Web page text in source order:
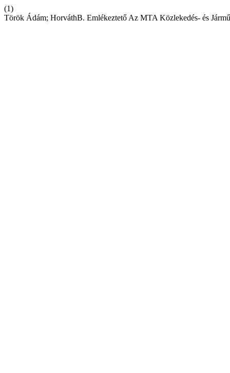
(1)
Török Ádám; HorváthB. Emlékeztető Az MTA Közlekedés- és